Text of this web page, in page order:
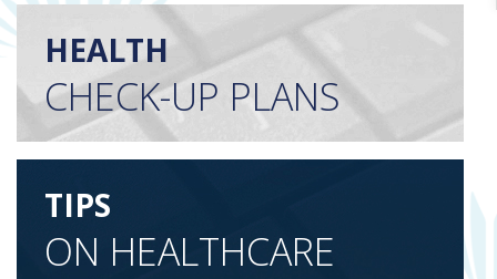
HEALTH
CHECK-UP PLANS
TIPS
ON HEALTHCARE